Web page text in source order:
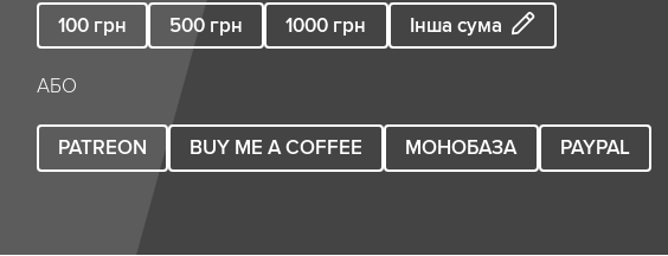
100 грн 500 грн 1000 грн Інша сума
АБО
PATREON BUY ME A COFFEE МОНОБАЗА PAYPAL